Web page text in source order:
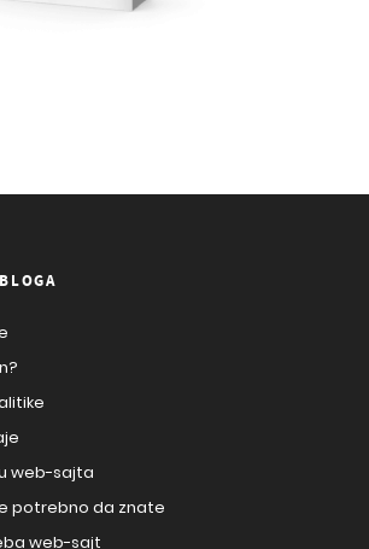
web-sajta
potrebno da znate
web-sajt